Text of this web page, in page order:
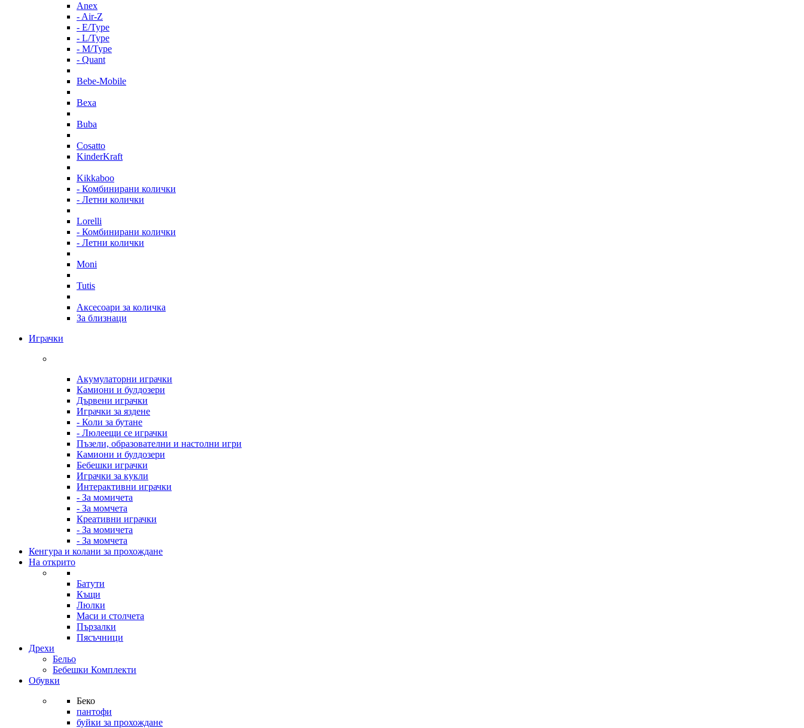
Anex
- Air-Z
- E/Type
- L/Type
- M/Type
- Quant
Bebe-Mobile
Bexa
Buba
Cosatto
KinderKraft
Kikkaboo
- Комбинирани колички
- Летни колички
Lorelli
- Комбинирани колички
- Летни колички
Moni
Tutis
Аксесоари за количка
За близнаци
Играчки
Акумулаторни играчки
Камиони и булдозери
Дървени играчки
Играчки за яздене
- Коли за бутане
- Люлеещи се играчки
Пъзели, образователни и настолни игри
Камиони и булдозери
Бебешки играчки
Играчки за кукли
Интерактивни играчки
- За момичета
- За момчета
Креативни играчки
- За момичета
- За момчета
Кенгура и колани за прохождане
На открито
Батути
Къщи
Люлки
Маси и столчета
Пързалки
Пясъчници
Дрехи
Бельо
Бебешки Комплекти
Обувки
Беко
пантофи
буйки за прохождане